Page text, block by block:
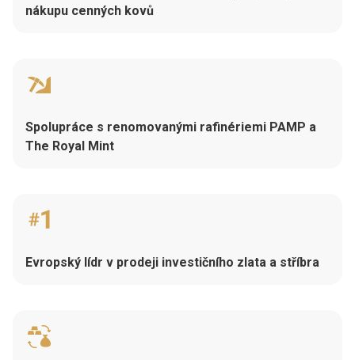
nákupu cenných kovů
Spolupráce s renomovanými rafinériemi PAMP a
The Royal Mint
Evropský lídr v prodeji investičního zlata a stříbra